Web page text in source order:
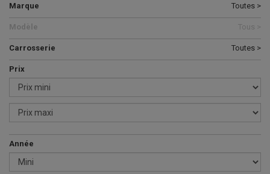
Marque Toutes >
Modèle Tous >
Carrosserie Toutes >
Prix
Année